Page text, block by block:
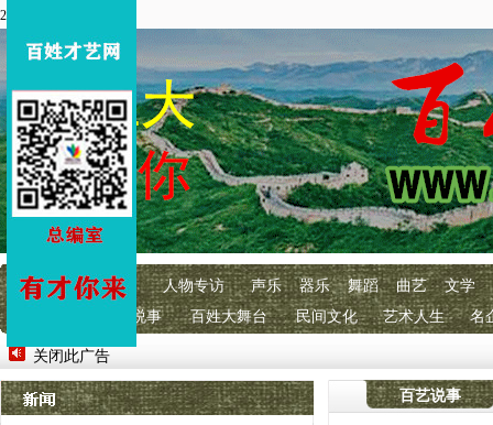
关闭此广告
2026年4月3 星期五
首页 百艺快讯 人物专访 声乐 器乐 舞蹈 曲艺
文学
百艺说事 百姓大舞台 民间文化 艺术人生 名
百艺说事